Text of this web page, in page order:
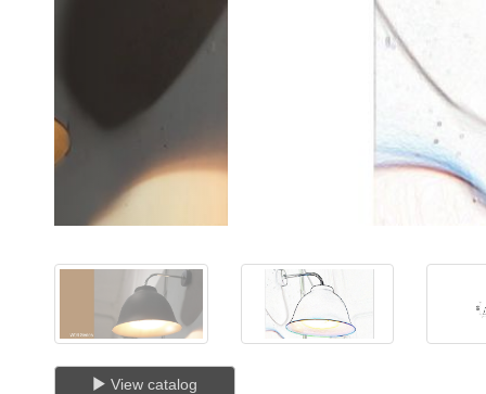
View catalog